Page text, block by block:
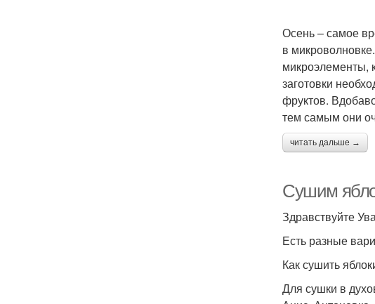
Осень – самое
в
микроэлементы,
заготовки
фруктов.
тем самым они
читать дальше →
Сушим
Есть разные
Как сушить
Для сушки в